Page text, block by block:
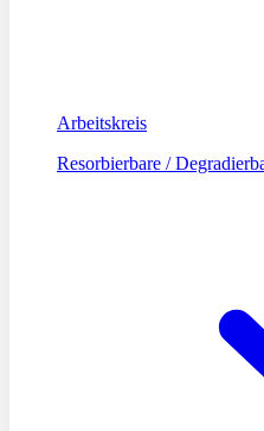
Arbeitskreis
Resorbierbare /